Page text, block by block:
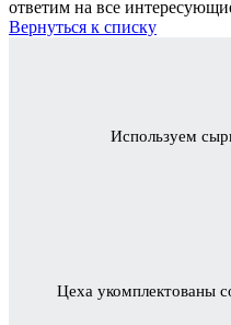
ответим на все
Вернуться к списку
Используем
Цеха укомплектованы